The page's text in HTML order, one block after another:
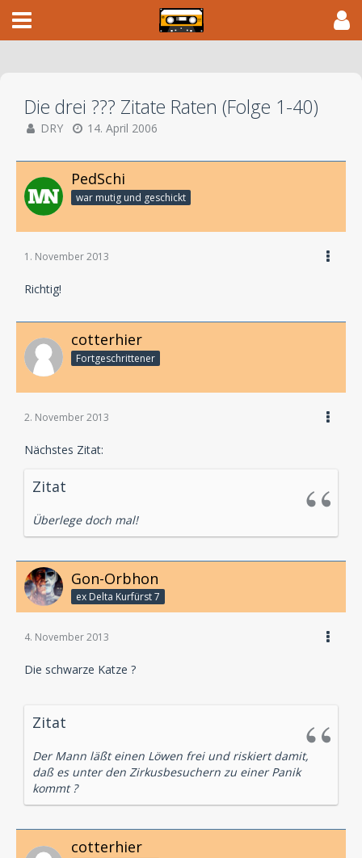
Die drei ??? Zitate Raten (Folge 1-40)
DRY 14. April 2006
PedSchi
war mutig und geschickt
1. November 2013
Richtig!
cotterhier
Fortgeschrittener
2. November 2013
Nächstes Zitat:
Zitat
Überlege doch mal!
Gon-Orbhon
ex Delta Kurfürst 7
4. November 2013
Die schwarze Katze ?
Zitat
Der Mann läßt einen Löwen frei und riskiert damit,
daß es unter den Zirkusbesuchern zu einer Panik
kommt ?
cotterhier